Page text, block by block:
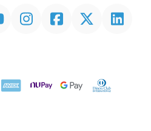
InstagramFacebookTwitter Linkedin
AMEX NuPay Google PayDiners Club